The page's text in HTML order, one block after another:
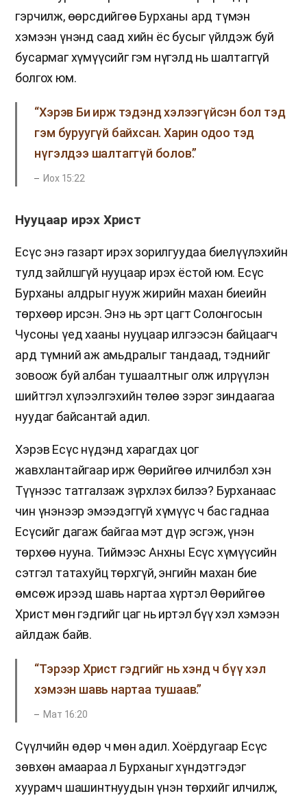
гэрчилж, өөрсдийгөө Бурханы ард түмэн
хэмээн үнэнд саад хийн ёс бусыг үйлдэж буй
бусармаг хүмүүсийг гэм нүгэлд нь шалтаггүй
болгох юм.
“Хэрэв Би ирж тэдэнд хэлээгүйсэн бол тэд
гэм буруугүй байхсан. Харин одоо тэд
нүгэлдээ шалтаггүй болов.”
Иох 15:22
Нууцаар ирэх Христ
Есүс энэ газарт ирэх зорилгуудаа биелүүлэхийн
тулд зайлшгүй нууцаар ирэх ёстой юм. Есүс
Бурханы алдрыг нууж жирийн махан биеийн
төрхөөр ирсэн. Энэ нь эрт цагт Солонгосын
Чусоны үед хааны нууцаар илгээсэн байцаагч
ард түмний аж амьдралыг тандаад, тэднийг
зовоож буй албан тушаалтныг олж илрүүлэн
шийтгэл хүлээлгэхийн төлөө зэрэг зиндаагаа
нуудаг байсантай адил.
Хэрэв Есүс нүдэнд харагдах цог
жавхлантайгаар ирж Өөрийгөө илчилбэл хэн
Түүнээс татгалзаж зүрхлэх билээ? Бурханаас
чин үнэнээр эмээдэггүй хүмүүс ч бас гаднаа
Есүсийг дагаж байгаа мэт дүр эсгэж, үнэн
төрхөө нууна. Тиймээс Анхны Есүс хүмүүсийн
сэтгэл татахуйц төрхгүй, энгийн махан бие
өмсөж ирээд шавь нартаа хүртэл Өөрийгөө
Христ мөн гэдгийг цаг нь иртэл бүү хэл хэмээн
айлдаж байв.
“Тэрээр Христ гэдгийг нь хэнд ч бүү хэл
хэмээн шавь нартаа тушаав.”
Мат 16:20
Сүүлчийн өдөр ч мөн адил. Хоёрдугаар Есүс
зөвхөн амаараа л Бурханыг хүндэтгэдэг
хуурамч шашинтнуудын үнэн төрхийг илчилж,